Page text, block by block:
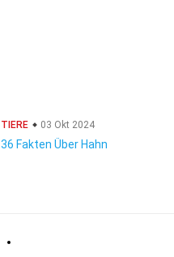
TIERE 03 Okt 2024
36 Fakten Über Hahn